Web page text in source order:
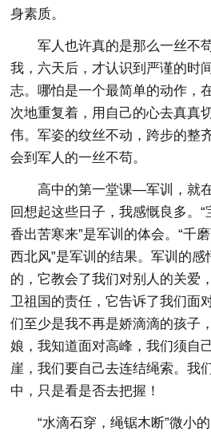
身素质。
军人也许真的是那么一丝不
我，六天后，才认识到严谨的时
志。哪怕是一个最简单的动作，
次地重复着，用自己的心去真真
伟。军姿的纹丝不动，跨步的整
会到军人的一丝不苟。
高中的第一堂课—军训，就
回想起这些日子，我感慨良多。
香出苦寒来”是军训的体会。“千
西北风”是军训的结果。军训的
的，它教会了我们对别人的关爱
卫祖国的责任，它告诉了我们面
们至少是我不再是娇滴滴的孩子
娘，我知道面对高峰，我们须自
崖，我们要自己去连结绳索。我
中，只是看是否去把握！
“水滴石穿，绳锯木断”微小